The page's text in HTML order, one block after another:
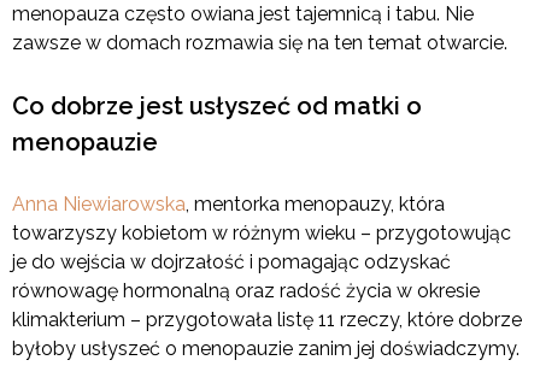
menopauza często owiana jest tajemnicą i tabu. Nie
zawsze w domach rozmawia się na ten temat otwarcie.
Co dobrze jest usłyszeć od matki o
menopauzie
Anna Niewiarowska, mentorka menopauzy, która
towarzyszy kobietom w różnym wieku – przygotowując
je do wejścia w dojrzałość i pomagając odzyskać
równowagę hormonalną oraz radość życia w okresie
klimakterium – przygotowała listę 11 rzeczy, które dobrze
byłoby usłyszeć o menopauzie zanim jej doświadczymy.